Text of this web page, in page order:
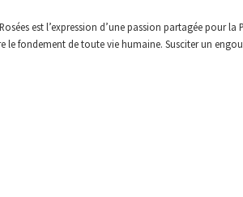
est l’expression d’une passion partagée pour la
fondement de toute vie humaine. Susciter un